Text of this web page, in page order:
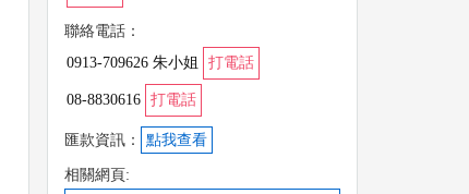
聯絡電話：
0913-709626 朱小姐
打電話
08-8830616 打電話
匯款資訊： 點我查看
相關網頁: